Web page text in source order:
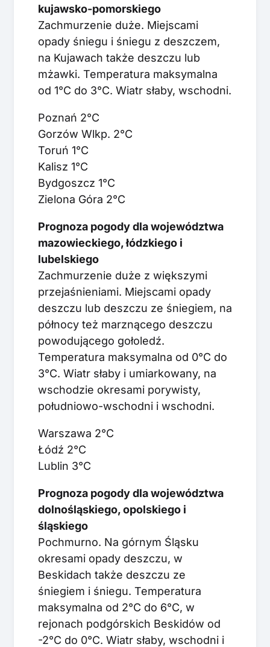
kujawsko-pomorskiego
Zachmurzenie duże. Miejscami
opady śniegu i śniegu z deszczem,
na Kujawach także deszczu lub
mżawki. Temperatura maksymalna
od 1°C do 3°C. Wiatr słaby, wschodni.
Poznań 2°C
Gorzów Wlkp. 2°C
Toruń 1°C
Kalisz 1°C
Bydgoszcz 1°C
Zielona Góra 2°C
Prognoza pogody dla województwa
mazowieckiego, łódzkiego i
lubelskiego
Zachmurzenie duże z większymi
przejaśnieniami. Miejscami opady
deszczu lub deszczu ze śniegiem, na
północy też marznącego deszczu
powodującego gołoledź.
Temperatura maksymalna od 0°C do
3°C. Wiatr słaby i umiarkowany, na
wschodzie okresami porywisty,
południowo-wschodni i wschodni.
Warszawa 2°C
Łódź 2°C
Lublin 3°C
Prognoza pogody dla województwa
dolnośląskiego, opolskiego i
śląskiego
Pochmurno. Na górnym Śląsku
okresami opady deszczu, w
Beskidach także deszczu ze
śniegiem i śniegu. Temperatura
maksymalna od 2°C do 6°C, w
rejonach podgórskich Beskidów od
-2°C do 0°C. Wiatr słaby, wschodni i